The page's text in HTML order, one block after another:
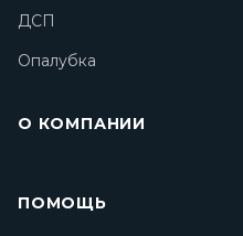
ДСП
Опалубка
О КОМПАНИИ
ПОМОЩЬ